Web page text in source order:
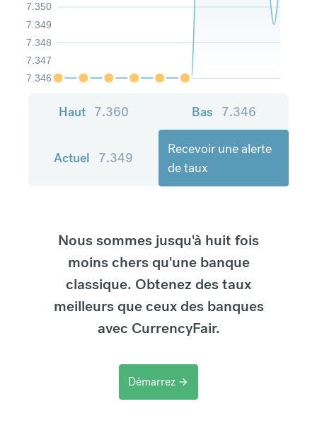
7.346
7.347
7.348
7.349
7.350
Haut 7.360 Bas 7.346
Actuel 7.349
Recevoir une alerte
de taux
Nous sommes jusqu'à huit fois
moins chers qu'une banque
classique. Obtenez des taux
meilleurs que ceux des banques
avec CurrencyFair.
Démarrez arrow_forward